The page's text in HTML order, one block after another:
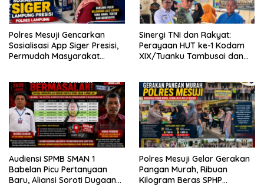
Polres Mesuji Gencarkan
Sosialisasi App Siger Presisi,
Permudah Masyarakat
Sinergi TNI dan Rakyat:
Perayaan HUT ke-1 Kodam
XIX/Tuanku Tambusai dan
Rempak
Audiensi SPMB SMAN 1
Babelan Picu Pertanyaan
Baru, Aliansi Soroti Dugaan
Polres Mesuji Gelar Gerakan
Pangan Murah, Ribuan
Kilogram Beras SPHP